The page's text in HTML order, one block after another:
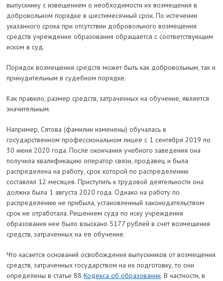
выпускнику с извещением о необходимости их возмещения в
добровольном порядке в шестимесячный срок. По истечении
указанного срока при отсутствии добровольного возмещения
средств учреждение образования обращается с соответствующим
иском в суд.
Порядок возмещения средств может быть как добровольным, так и
принудительным в судебном порядке.
Как правило, размер средств, затраченных на обучение, является
значительным.
Например, Сятова (фамилии изменены) обучалась в
государственном профессиональном лицее с 1 сентября 2019 по
30 июня 2020 года. После окончания учебного заведения она
получила квалификацию оператор связи, продавец и была
распределена на работу, срок которой по распределению
составлял 12 месяцев. Приступить к трудовой деятельности она
должна была 1 августа 2020 года. Однако на работу по
распределению не прибыла, установленный законодательством
срок не отработала. Решением суда по иску учреждения
образования нее было взыскано 5177 рублей в счет возмещения
средств, затраченных на ее обучение.
Что касается оснований освобождения выпускников от возмещения
средств, затраченных государством на их подготовку, то они
определены в статье 88Кодекса об образовании. В частности, в